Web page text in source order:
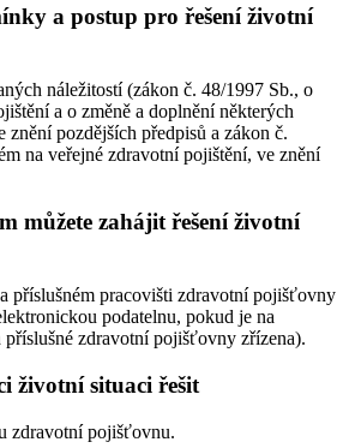
a postup pro řešení životní
náležitostí (zákon č. 48/1997 Sb., o
a o změně a doplnění některých
znění pozdějších předpisů a zákon č.
na veřejné zdravotní pojištění, ve znění
můžete zahájit řešení životní
příslušném pracovišti zdravotní pojišťovny
podatelnu, pokud je na
příslušné zdravotní pojišťovny zřízena).
životní situaci řešit
zdravotní pojišťovnu.